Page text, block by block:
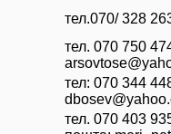
тел.070/ 328
тел. 070 750
тел: 070 344
тел. 070 403